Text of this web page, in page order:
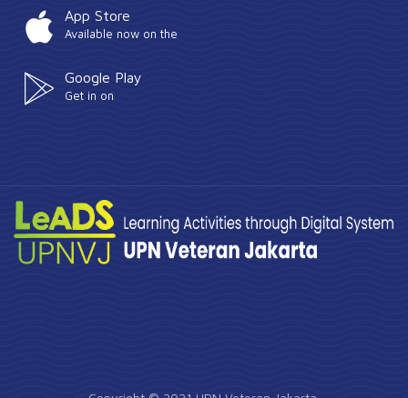
App Store
Available now on the
Google Play
Get in on